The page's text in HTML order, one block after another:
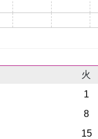
火
1
8
15